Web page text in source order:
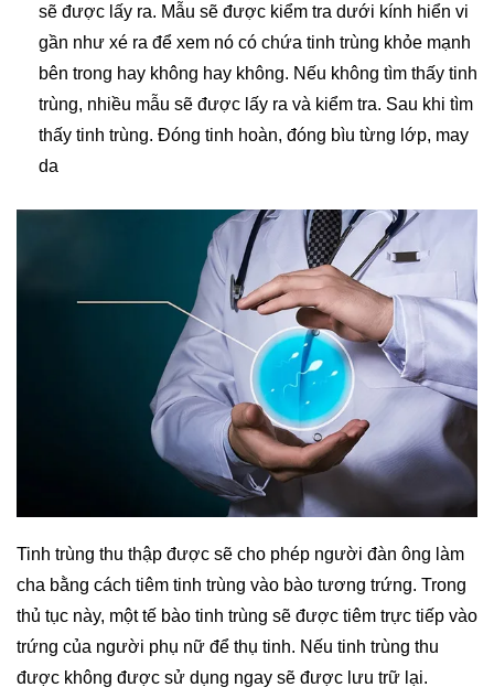
sẽ được lấy ra. Mẫu sẽ được kiểm tra dưới kính hiển vi
gần như xé ra để xem nó có chứa tinh trùng khỏe mạnh
bên trong hay không hay không. Nếu không tìm thấy tinh
trùng, nhiều mẫu sẽ được lấy ra và kiểm tra. Sau khi tìm
thấy tinh trùng. Đóng tinh hoàn, đóng bìu từng lớp, may
da
Tinh trùng thu thập được sẽ cho phép người đàn ông làm
cha bằng cách tiêm tinh trùng vào bào tương trứng. Trong
thủ tục này, một tế bào tinh trùng sẽ được tiêm trực tiếp vào
trứng của người phụ nữ để thụ tinh. Nếu tinh trùng thu
được không được sử dụng ngay sẽ được lưu trữ lại.